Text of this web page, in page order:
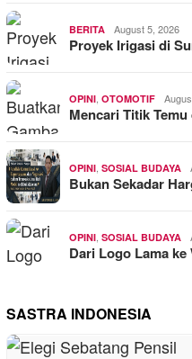
BERITA August 5, 2026
Proyek Irigasi di
OPINI, OTOMOTIF
Mencari Titik
OPINI, SOSIAL BUDAYA
Bukan Sekadar
OPINI, SOSIAL BUDAYA
Dari Logo Lama
SASTRA INDONESIA